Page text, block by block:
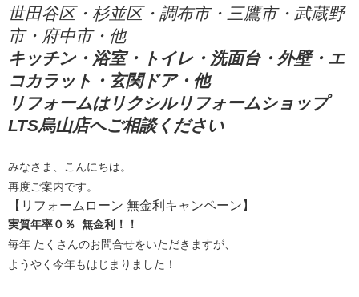
世田谷区・杉並区・調布市・三鷹市・武蔵野
市・府中市・他
キッチン・浴室・トイレ・洗面台・外壁・エ
コカラット・玄関ドア・他
リフォームはリクシルリフォームショップ
LTS烏山店へご相談ください
みなさま、こんにちは。
再度ご案内です。
【リフォームローン 無金利キャンペーン】
実質年率０％ 無金利！！
毎年 たくさんのお問合せをいただきますが、
ようやく今年もはじまりました！